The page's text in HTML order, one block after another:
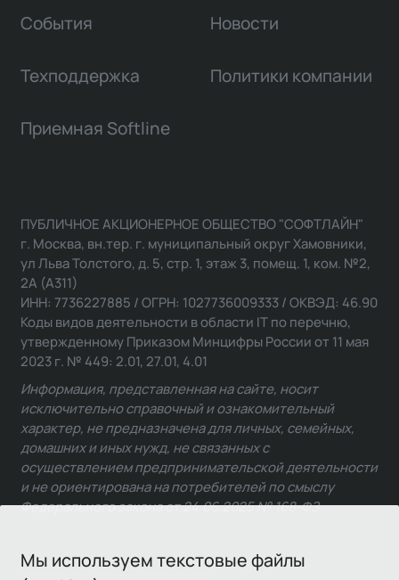
Мы используем текстовые файлы
События Новости
Техподдержка Политики компании
Приемная Softline
ПУБЛИЧНОЕ АКЦИОНЕРНОЕ ОБЩЕСТВО "СОФТЛАЙН"
г. Москва, вн.тер. г. муниципальный округ Хамовники,
ул Льва Толстого, д. 5, стр. 1, этаж 3, помещ. 1, ком. №2,
2А (А311)
ИНН: 7736227885 / ОГРН: 1027736009333 / ОКВЭД: 46.90
Коды видов деятельности в области IT по перечню,
утвержденному Приказом Минцифры России от 11 мая
2023 г. № 449: 2.01, 27.01, 4.01
Информация, представленная на сайте, носит
исключительно справочный и ознакомительный
характер, не предназначена для личных, семейных,
домашних и иных нужд, не связанных с
осуществлением предпринимательской деятельности
и не ориентирована на потребителей по смыслу
Федерального закона от 24.06.2025 № 168-ФЗ.